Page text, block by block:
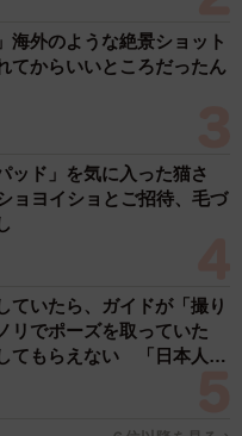
については、わが国で
」とそれを認定する卜占
形成に影響を与えてい
異」は、国家システム
して記録に残されてい
なると、一般の貴族や
予兆に限らず、個人の
うになりました。
）八月七日戊子条に、
の誕生を紀伊国が言上
ところ盗みや兵乱のこと
海外のような絶景ショット
てからいいところだったん
ッド」を気に入った猫さ
ョヨイショとご招待、毛づ
ていたら、ガイドが「撮り
リでポーズを取っていた
てもらえない 「日本人は